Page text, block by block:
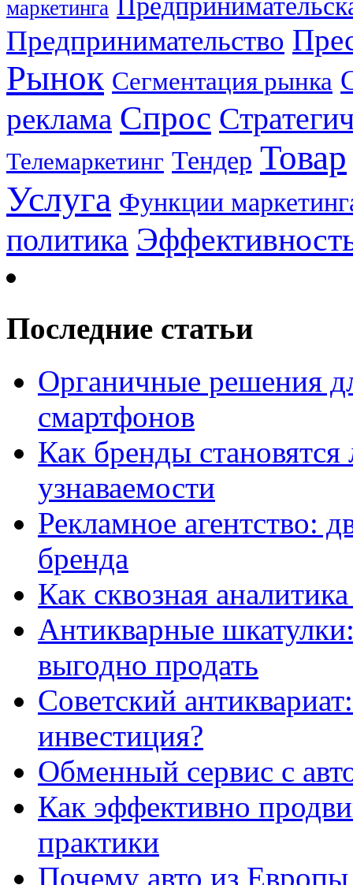
маркетинга
Предпринимательство
Рынок Сегментация рынка
реклама Спрос
Телемаркетинг Тендер Товар
Услуга Функции
политика
Последние статьи
Органичные решения
смартфонов
Как бренды
узнаваемости
Рекламное агентство:
бренда
Как сквозная
Антикварные
выгодно продать
Советский
инвестиция?
Обменный сервис с
Как эффективно
практики
Почему авто из